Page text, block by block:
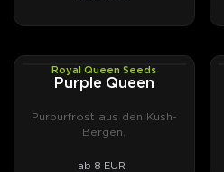
PHOTOFEM
Royal Queen Seeds
Purple Queen
Purpurfrost aus den Kush-
Bergen.
ab 8 EUR